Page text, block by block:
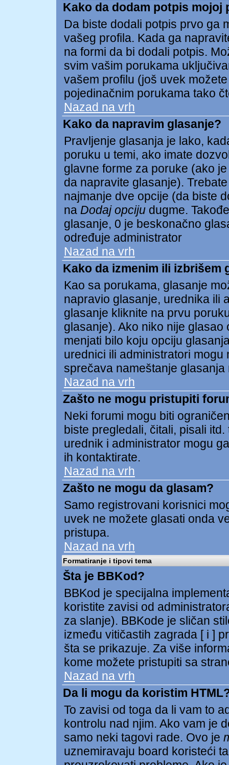
Kako da dodam potpis mojoj
Da biste dodali potpis prvo ga
vašeg profila. Kada ga
na formi da bi dodali potpis.
svim vašim porukama
vašem profilu (još uvek
pojedinačnim porukama tako
Nazad na vrh
Kako da napravim glasanje?
Pravljenje glasanja je lako,
poruku u temi, ako imate
glavne forme za poruke (ako
da napravite glasanje).
najmanje dve opcije (da biste
na Dodaj opciju dugme.
glasanje, 0 je beskonačno
određuje administrator
Nazad na vrh
Kako da izmenim ili izbrišem
Kao sa porukama, glasanje
napravio glasanje, urednika ili
glasanje kliknite na prvu
glasanje). Ako niko nije
menjati bilo koju opciju
urednici ili administratori
sprečava nameštanje
Nazad na vrh
Zašto ne mogu pristupiti
Neki forumi mogu biti
biste pregledali, čitali, pisali
urednik i administrator mogu
ih kontaktirate.
Nazad na vrh
Zašto ne mogu da glasam?
Samo registrovani korisnici
uvek ne možete glasati onda
pristupa.
Nazad na vrh
Formatiranje i tipovi tema
Šta je BBKod?
BBKod je specijalna
koristite zavisi od
za slanje). BBKode je sličan
između vitičastih zagrada [ i ]
šta se prikazuje. Za više
kome možete pristupiti sa
Nazad na vrh
Da li mogu da koristim
To zavisi od toga da li vam to
kontrolu nad njim. Ako vam je
samo neki tagovi rade. Ovo je
uznemiravaju board koristeći